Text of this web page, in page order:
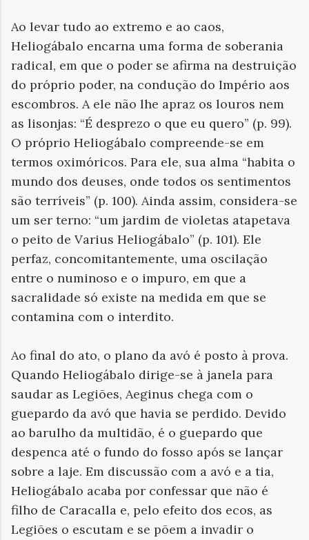
Ao levar tudo ao extremo e ao caos,
Heliogábalo encarna uma forma de soberania
radical, em que o poder se afirma na destruição
do próprio poder, na condução do Império aos
escombros. A ele não lhe apraz os louros nem
as lisonjas: “É desprezo o que eu quero” (p. 99).
O próprio Heliogábalo compreende-se em
termos oximóricos. Para ele, sua alma “habita o
mundo dos deuses, onde todos os sentimentos
são terríveis” (p. 100). Ainda assim, considera-se
um ser terno: “um jardim de violetas atapetava
o peito de Varius Heliogábalo” (p. 101). Ele
perfaz, concomitantemente, uma oscilação
entre o numinoso e o impuro, em que a
sacralidade só existe na medida em que se
contamina com o interdito.
Ao final do ato, o plano da avó é posto à prova.
Quando Heliogábalo dirige-se à janela para
saudar as Legiões, Aeginus chega com o
guepardo da avó que havia se perdido. Devido
ao barulho da multidão, é o guepardo que
despenca até o fundo do fosso após se lançar
sobre a laje. Em discussão com a avó e a tia,
Heliogábalo acaba por confessar que não é
filho de Caracalla e, pelo efeito dos ecos, as
Legiões o escutam e se põem a invadir o